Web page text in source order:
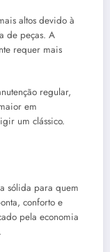
altos devido à
de peças. A
requer mais
regular,
em
um clássico.
sólida para quem
conforto e
pela economia